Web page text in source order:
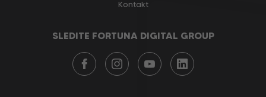
Kontakt
SLEDITE FORTUNA DIGITAL GROUP